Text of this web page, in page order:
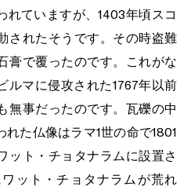
れていますが、1403年頃スコ
されたそうです。その時盗難
膏で覆ったのです。これがな
ルマに侵攻された1767年以前
無事だったのです。瓦礫の中
た仏像はラマ1世の命で1801
ット・チョタナラムに設置さ
ット・チョタナラムが荒れ